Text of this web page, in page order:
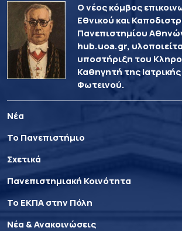
Ο νέος κόμβος
Εθνικού και
Πανεπιστημίου
hub.uoa.gr,
υποστήριξη του
Καθηγητή της
Φωτεινού.
Νέα
Το Πανεπιστήμιο
Σχετικά
Πανεπιστημιακή Κοινότητα
Το ΕΚΠΑ στην Πόλη
Νέα & Ανακοινώσεις